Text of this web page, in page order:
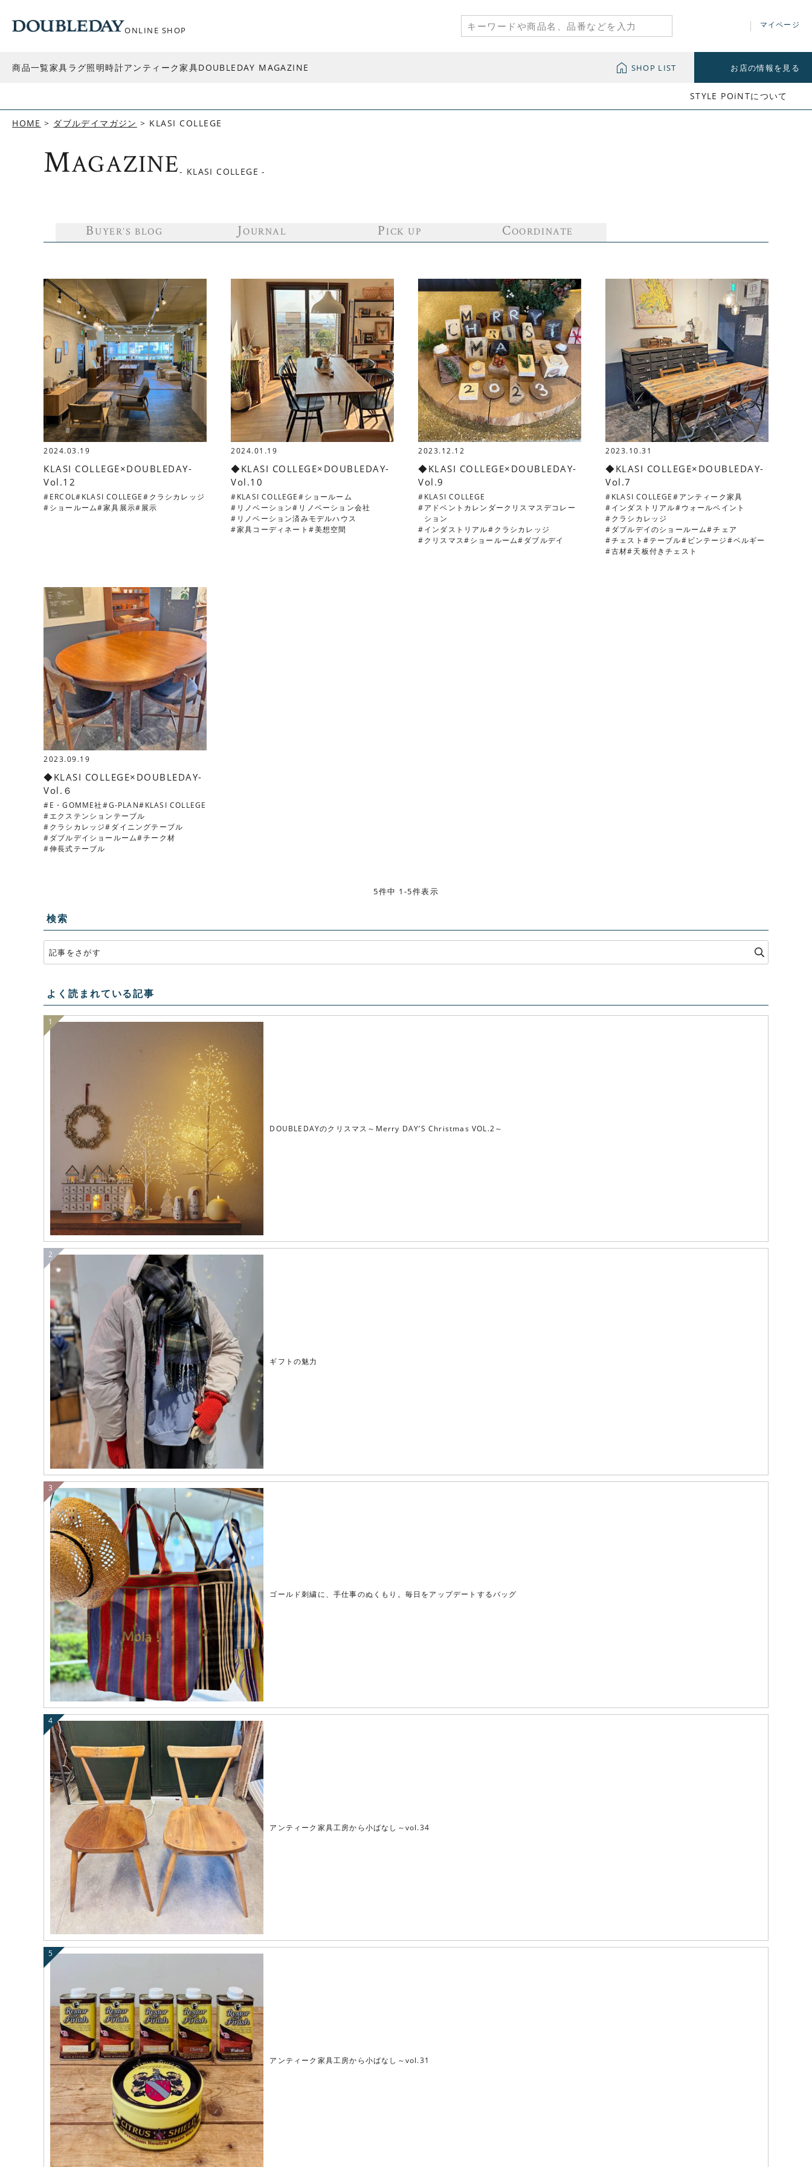
ONLINE SHOP
マイページ
商品一覧家具ラグ照明時計アンティーク家具DOUBLEDAY MAGAZINE SHOP LIST お店の情報を見る
STYLE POiNTについて
HOME ダブルデイマガジン KLASI COLLEGE
MAGAZINE- KLASI COLLEGE -
BUYER’S BLOG JOURNAL PICK UP COORDINATE
2024.03.19
KLASI COLLEGE×DOUBLEDAY-
Vol.12
ERCOL KLASI COLLEGE
クラシカレッジ
ショールーム 家具展示 展示
2024.01.19
◆KLASI COLLEGE×DOUBLEDAY-
Vol.10
KLASI COLLEGE
ショールーム
リノベーション
リノベーション会社
リノベーション済みモデルハウス
家具コーディネート
美想空間
2023.12.12
◆KLASI COLLEGE×DOUBLEDAY-
Vol.9
KLASI COLLEGE
アドベントカレンダークリスマスデコレー
ション
インダストリアル
クラシカレッジ
クリスマス
ショールーム ダブルデイ
2023.10.31
◆KLASI COLLEGE×DOUBLEDAY-
Vol.7
KLASI COLLEGE
アンティーク家具
インダストリアル
ウォールペイント
クラシカレッジ
ダブルデイのショールーム チェア
チェスト
テーブル ビンテージ
ベルギー
古材
天板付きチェスト
2023.09.19
◆KLASI COLLEGE×DOUBLEDAY-
Vol.６
E・GOMME社 G-PLAN
KLASI COLLEGE
エクステンションテーブル
クラシカレッジ
ダイニングテーブル
ダブルデイショールーム チーク材
伸長式テーブル
5件中 1-5件表示
検索
よく読まれている記事
DOUBLEDAYのクリスマス～Merry DAY’S Christmas VOL.2～
ギフトの魅力
ゴールド刺繍に、手仕事のぬくもり。毎日をアップデートするバッグ
アンティーク家具工房から小ばなし～vol.34
アンティーク家具工房から小ばなし～vol.31